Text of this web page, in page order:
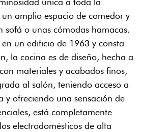
amplio espacio de comedor y
sofá o unas cómodas hamacas.
un edificio de 1963 y consta
la cocina es de diseño, hecha a
materiales y acabados finos,
al salón, teniendo acceso a
y ofreciendo una sensación de
está completamente
electrodomésticos de alta